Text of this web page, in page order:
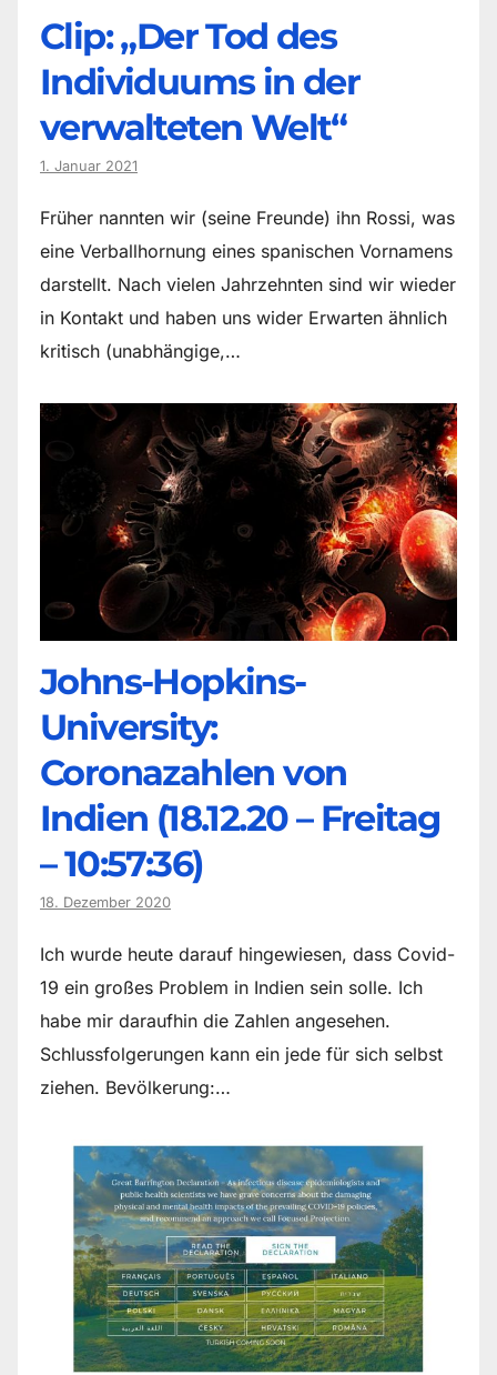
Clip: „Der Tod des
Individuums in der
verwalteten Welt“
1. Januar 2021
Früher nannten wir (seine Freunde) ihn Rossi, was
eine Verballhornung eines spanischen Vornamens
darstellt. Nach vielen Jahrzehnten sind wir wieder
in Kontakt und haben uns wider Erwarten ähnlich
kritisch (unabhängige,…
Johns-Hopkins-
University:
Coronazahlen von
Indien (18.12.20 – Freitag
– 10:57:36)
18. Dezember 2020
Ich wurde heute darauf hingewiesen, dass Covid-
19 ein großes Problem in Indien sein solle. Ich
habe mir daraufhin die Zahlen angesehen.
Schlussfolgerungen kann ein jede für sich selbst
ziehen. Bevölkerung:…